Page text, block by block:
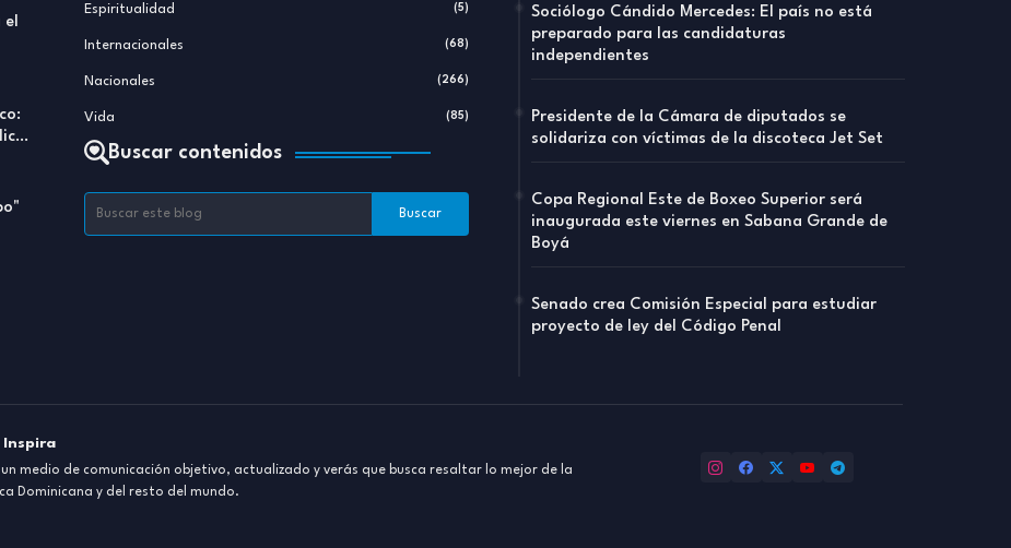
Espiritualidad (5)
Internacionales (68)
Nacionales (266)
Vida (85)
Buscar contenidos
Sociólogo Cándido Mercedes: El país no está
preparado para las candidaturas
independientes
Presidente de la Cámara de diputados se
solidariza con víctimas de la discoteca Jet Set
Copa Regional Este de Boxeo Superior será
inaugurada este viernes en Sabana Grande de
Boyá
Senado crea Comisión Especial para estudiar
proyecto de ley del Código Penal
Inspira
un medio de comunicación objetivo, actualizado y verás que busca resaltar lo mejor de la
Dominicana y del resto del mundo.